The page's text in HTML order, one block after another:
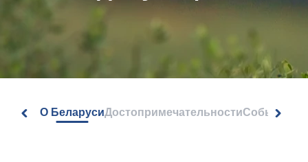
О БеларусиДостопримечательностиСобытия